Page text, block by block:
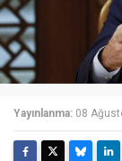
Yayınlanma: 08